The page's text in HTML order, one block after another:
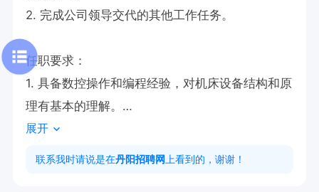
2. 完成公司领导交代的其他工作任务。
任职要求：
1. 具备数控操作和编程经验，对机床设备结构和原
理有基本的理解。
2. 熟悉机床设备的维修保养和故障处理，了解基
本的机械电子知识。
展开
联系我时请说是在丹阳招聘网 上看到的，谢谢！